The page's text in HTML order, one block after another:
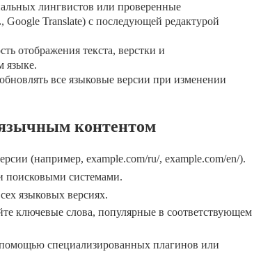
лингвистов или проверенные
Google Translate) с последующей редактурой
отображения текста, верстки и
языке.
все языковые версии при изменении
контентом
(например, example.com/ru/, example.com/en/).
поисковыми системами.
языковых версиях.
ключевые слова, популярные в соответствующем
специализированных плагинов или